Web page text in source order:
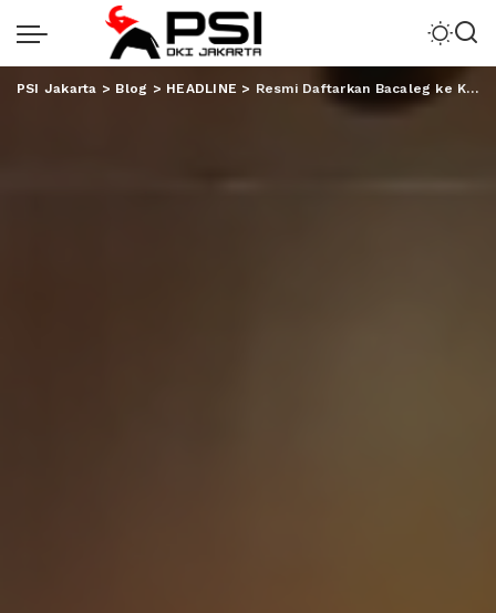
PSI Jakarta > Blog > HEADLINE > Resmi Daftarkan Bacaleg ke KPU, Ini Target PDI Perjuangan Lampung